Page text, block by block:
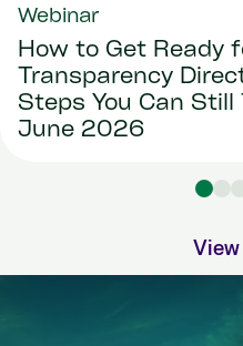
Webinar
How to Get Ready
Transparency
Steps You Can Still
June 2026